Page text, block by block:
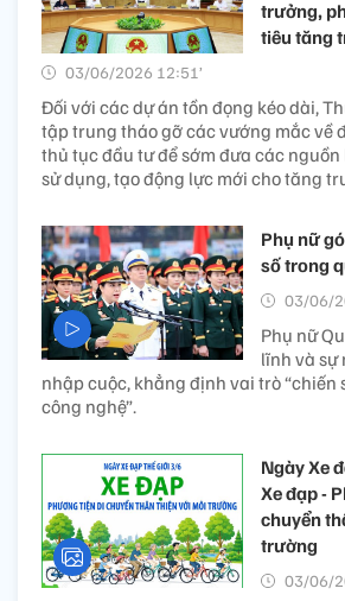
trưởng,
tiêu tăng
03/06/2026 12:51’
Đối với các dự án tồn đọng kéo dài,
tập trung tháo gỡ các vướng mắc về
thủ tục đầu tư để sớm đưa các
sử dụng, tạo động lực mới cho tăng
Phụ nữ
số trong
03/06/
Phụ nữ
lĩnh và sự
nhập cuộc, khẳng định vai trò “chiến
công nghệ”.
Ngày Xe
Xe đạp -
chuyển
trường
03/06/